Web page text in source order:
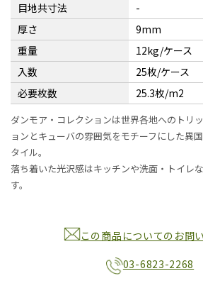
目地共寸法
-
厚さ
9mm
重量
12kg/ケース
入数
25枚/ケース
必要枚数
25.3枚/m2
ダンモア・コレクションは世界各地へのトリ
ョンとキューバの雰囲気をモチーフにした異
タイル。
落ち着いた光沢感はキッチンや洗面・トイレ
す。
この商品についてのお問
03-6823-2268